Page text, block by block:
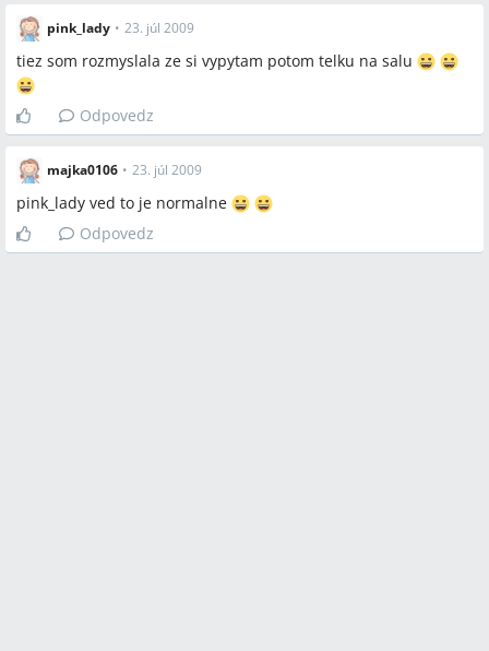
pink_lady • 23. júl 2009
tiez som rozmyslala ze si vypytam potom telku na salu
Odpovedz
majka0106 • 23. júl 2009
pink_lady ved to je normalne
Odpovedz